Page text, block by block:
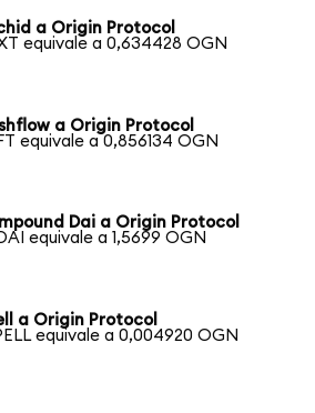
a Origin Protocol
equivale a 0,634428 OGN
a Origin Protocol
equivale a 0,856134 OGN
Dai a Origin Protocol
equivale a 1,5699 OGN
a Origin Protocol
equivale a 0,004920 OGN